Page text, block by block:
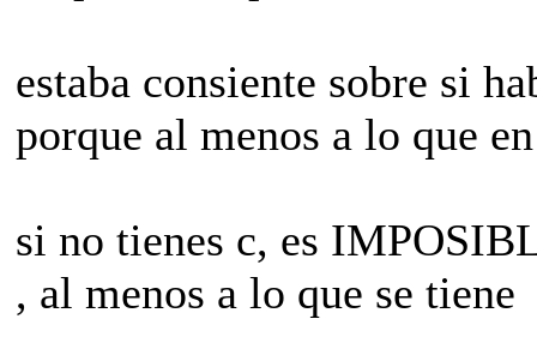
estaba consiente sobre si
porque al menos a lo que
si no tienes c, es
, al menos a lo que se tiene